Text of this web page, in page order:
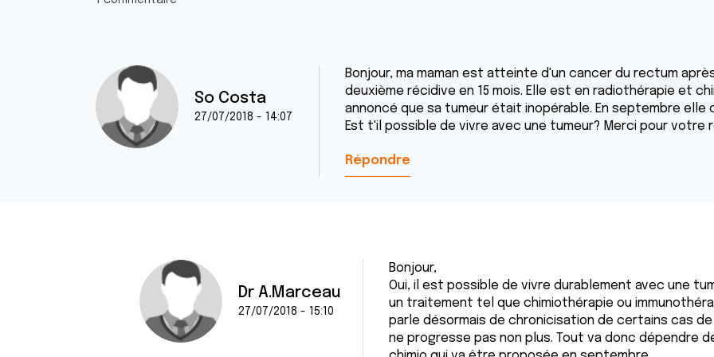
So Costa
27/07/2018 - 14:07
Bonjour, ma maman est atteinte d'un cancer du rectum
deuxième récidive en 15 mois. Elle est en radiothérapie et
annoncé que sa tumeur était inopérable. En septembre elle
Est t'il possible de vivre avec une tumeur? Merci pour votre
Répondre
Dr A.Marceau
27/07/2018 - 15:10
Bonjour,
Oui, il est possible de vivre durablement avec une
un traitement tel que chimiothérapie ou
parle désormais de chronicisation de certains cas
ne progresse pas non plus. Tout va donc dépendre